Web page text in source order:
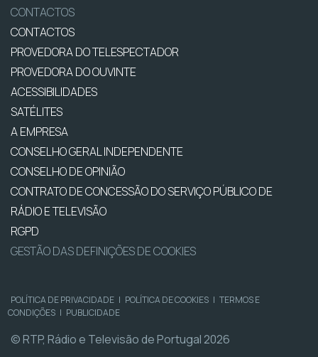
CONTACTOS
CONTACTOS
PROVEDORA DO TELESPECTADOR
PROVEDORA DO OUVINTE
ACESSIBILIDADES
SATÉLITES
A EMPRESA
CONSELHO GERAL INDEPENDENTE
CONSELHO DE OPINIÃO
CONTRATO DE CONCESSÃO DO SERVIÇO PÚBLICO DE
RÁDIO E TELEVISÃO
RGPD
GESTÃO DAS DEFINIÇÕES DE COOKIES
POLÍTICA DE PRIVACIDADE | POLÍTICA DE COOKIES | TERMOS E
CONDIÇÕES | PUBLICIDADE
© RTP, Rádio e Televisão de Portugal 2026